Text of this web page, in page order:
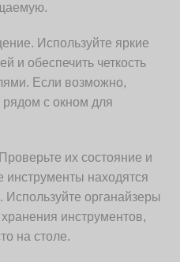
Используйте яркие
и обеспечить четкость
Если возможно,
рядом с окном для
их состояние и
инструменты находятся
Используйте органайзеры
инструментов,
на столе.